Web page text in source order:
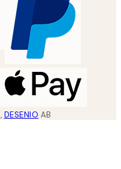
, DESENIO AB